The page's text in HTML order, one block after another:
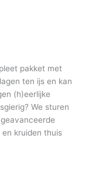
pakket met
ten ijs en kan
(h)eerlijke
We sturen
kruiden thuis